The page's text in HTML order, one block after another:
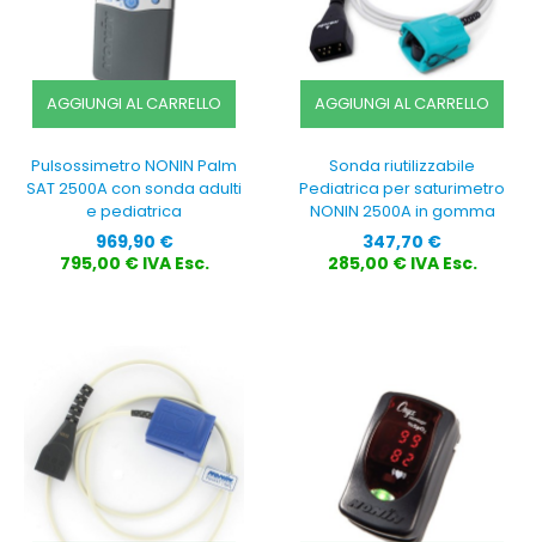
AGGIUNGI AL CARRELLO
Pulsossimetro NONIN Palm
SAT 2500A con sonda adulti
e pediatrica
Prezzo
969,90 €
795,00 € IVA Esc.
AGGIUNGI AL CARRELLO
Sonda riutilizzabile
Pediatrica per saturimetro
NONIN 2500A in gomma
Prezzo
347,70 €
285,00 € IVA Esc.